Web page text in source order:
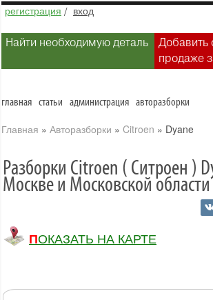
регистрация / вход
Найти необходимую деталь
Добавить
продаже
главная статьи администрация авторазборки
Главная » Авторазборки » Citroen » Dyane
Разборки Citroen ( Ситроен )
Москве и Московской области
ПОКАЗАТЬ НА КАРТЕ